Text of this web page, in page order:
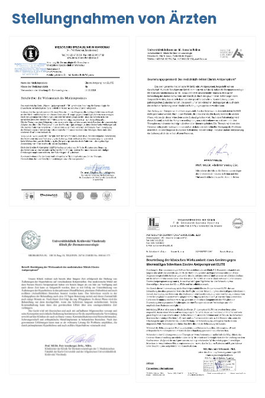
Stellungnahmen von Ärzten